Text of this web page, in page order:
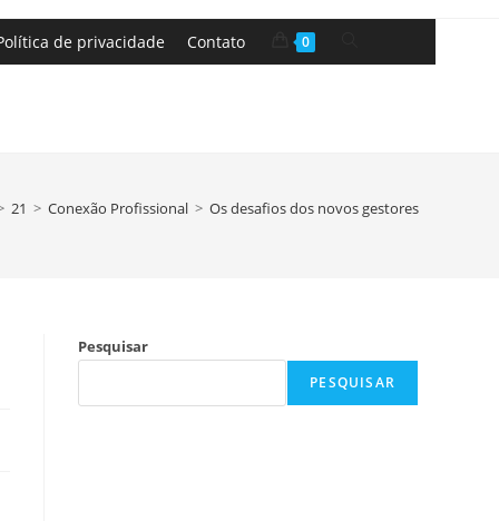
de privacidade Contato 0
21 > Conexão Profissional > Os desafios dos novos gestores
Pesquisar
PESQUISAR